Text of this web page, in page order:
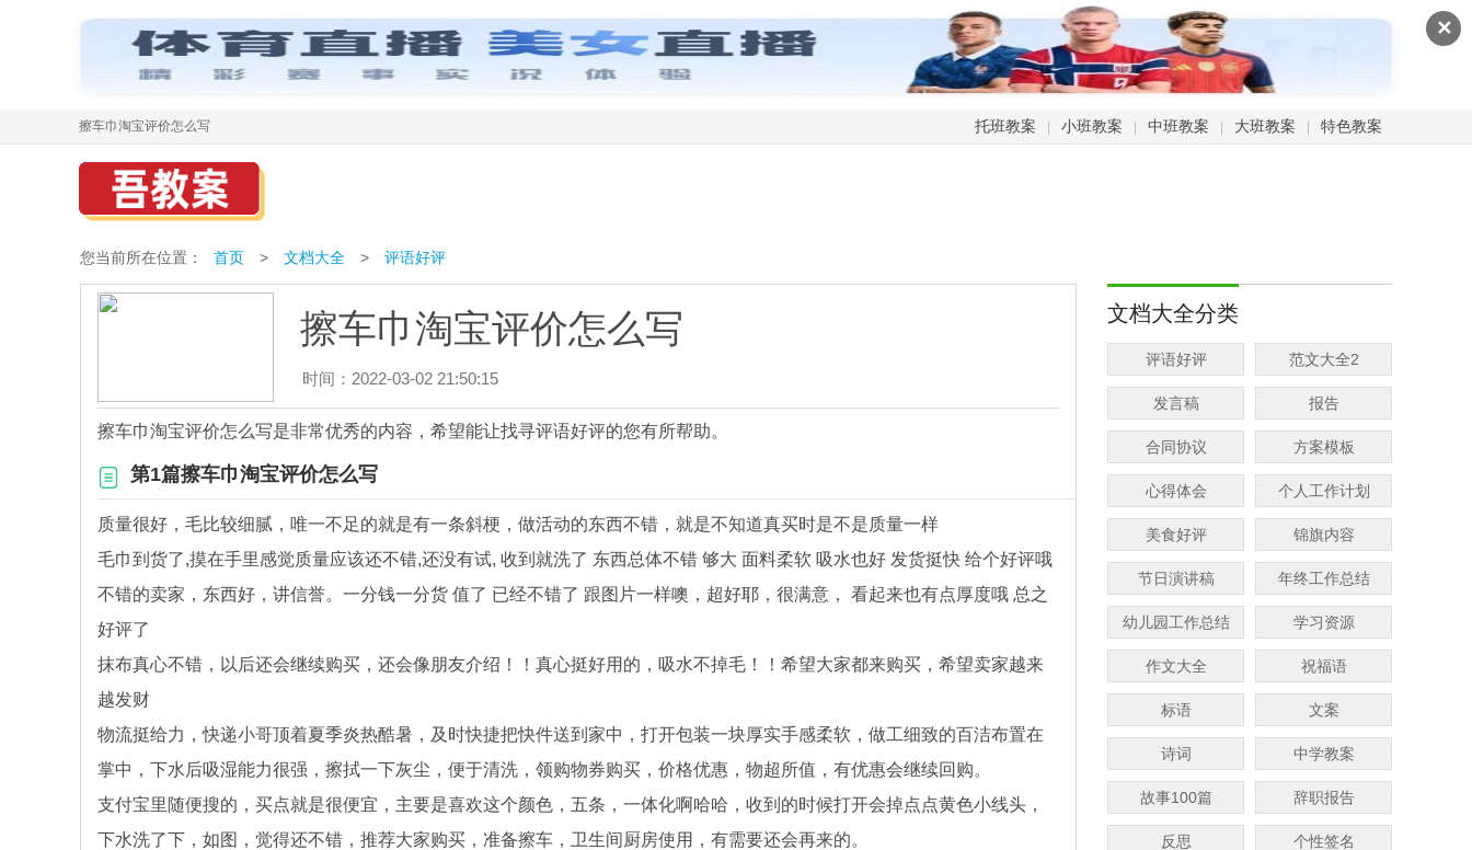
✕
擦车巾淘宝评价怎么写 托班教案 小班教案 中班教案 大班教案 特色教案
您当前所在位置： 首页 > 文档大全 > 评语好评
擦车巾淘宝评价怎么写
时间：2022-03-02 21:50:15
擦车巾淘宝评价怎么写是非常优秀的内容，希望能让找寻评语好评的您有所帮助。
第1篇擦车巾淘宝评价怎么写
质量很好，毛比较细腻，唯一不足的就是有一条斜梗，做活动的东西不错，就是不知道真买时是不是质量一样
毛巾到货了,摸在手里感觉质量应该还不错,还没有试, 收到就洗了 东西总体不错 够大 面料柔软 吸水也好 发货挺快 给个好评哦
不错的卖家，东西好，讲信誉。一分钱一分货 值了 已经不错了 跟图片一样噢，超好耶，很满意， 看起来也有点厚度哦 总之
好评了
抹布真心不错，以后还会继续购买，还会像朋友介绍！！真心挺好用的，吸水不掉毛！！希望大家都来购买，希望卖家越来
越发财
物流挺给力，快递小哥顶着夏季炎热酷暑，及时快捷把快件送到家中，打开包装一块厚实手感柔软，做工细致的百洁布置在
掌中，下水后吸湿能力很强，擦拭一下灰尘，便于清洗，领购物券购买，价格优惠，物超所值，有优惠会继续回购。
支付宝里随便搜的，买点就是很便宜，主要是喜欢这个颜色，五条，一体化啊哈哈，收到的时候打开会掉点点黄色小线头，
下水洗了下，如图，觉得还不错，推荐大家购买，准备擦车，卫生间厨房使用，有需要还会再来的。
文档大全分类
评语好评 范文大全2
发言稿 报告
合同协议 方案模板
心得体会 个人工作计划
美食好评 锦旗内容
节日演讲稿 年终工作总结
幼儿园工作总结 学习资源
作文大全 祝福语
标语 文案
诗词 中学教案
故事100篇 辞职报告
反思 个性签名